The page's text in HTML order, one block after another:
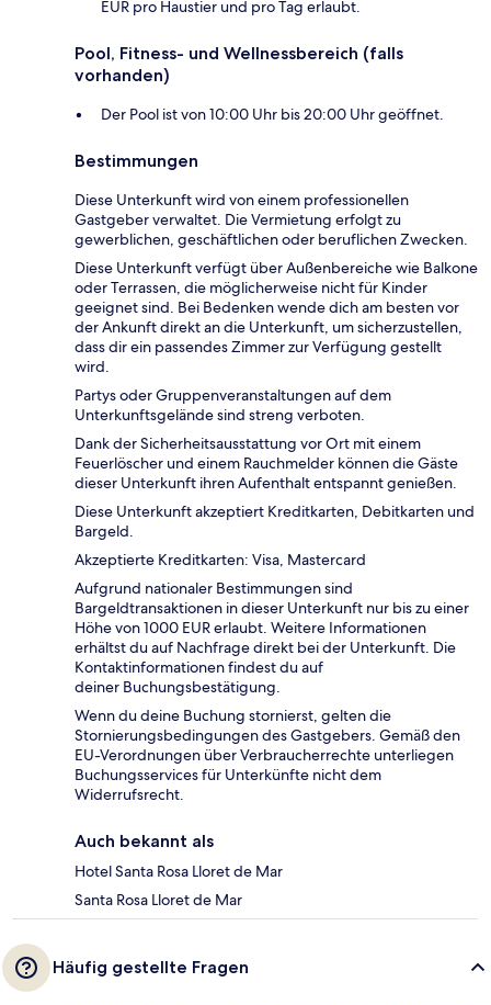
EUR pro Haustier und pro Tag erlaubt.
Pool, Fitness- und Wellnessbereich (falls
vorhanden)
Der Pool ist von 10:00 Uhr bis 20:00 Uhr geöffnet.
Bestimmungen
Diese Unterkunft wird von einem professionellen
Gastgeber verwaltet. Die Vermietung erfolgt zu
gewerblichen, geschäftlichen oder beruflichen Zwecken.
Diese Unterkunft verfügt über Außenbereiche wie Balkone
oder Terrassen, die möglicherweise nicht für Kinder
geeignet sind. Bei Bedenken wende dich am besten vor
der Ankunft direkt an die Unterkunft, um sicherzustellen,
dass dir ein passendes Zimmer zur Verfügung gestellt
wird.
Partys oder Gruppenveranstaltungen auf dem
Unterkunftsgelände sind streng verboten.
Dank der Sicherheitsausstattung vor Ort mit einem
Feuerlöscher und einem Rauchmelder können die Gäste
dieser Unterkunft ihren Aufenthalt entspannt genießen.
Diese Unterkunft akzeptiert Kreditkarten, Debitkarten und
Bargeld.
Akzeptierte Kreditkarten: Visa, Mastercard
Aufgrund nationaler Bestimmungen sind
Bargeldtransaktionen in dieser Unterkunft nur bis zu einer
Höhe von 1000 EUR erlaubt. Weitere Informationen
erhältst du auf Nachfrage direkt bei der Unterkunft. Die
Kontaktinformationen findest du auf
deiner Buchungsbestätigung.
Wenn du deine Buchung stornierst, gelten die
Stornierungsbedingungen des Gastgebers. Gemäß den
EU-Verordnungen über Verbraucherrechte unterliegen
Buchungsservices für Unterkünfte nicht dem
Widerrufsrecht.
Auch bekannt als
Hotel Santa Rosa Lloret de Mar
Santa Rosa Lloret de Mar
Häufig gestellte Fragen